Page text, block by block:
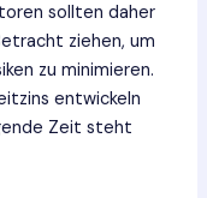
sollten daher
ziehen, um
zu minimieren.
entwickeln
Zeit steht